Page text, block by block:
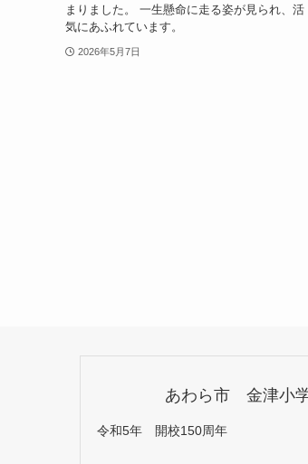
まりました。 一生懸命に走る姿が見られ、活
気にあふれています。
2026年5月7日
あわら市 金津小
令和5年 開校150周年